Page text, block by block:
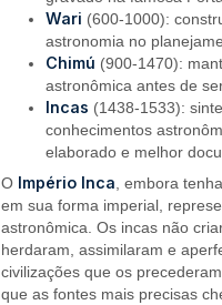
Wari (600-1000):
astronomia no
Chimú (900-1470):
astronômica antes de
Incas (1438-1533):
conhecimentos
elaborado e melhor
O Império Inca , embora
em sua forma imperial,
astronômica. Os incas não
herdaram, assimilaram e
civilizações que os
que as fontes mais precisas